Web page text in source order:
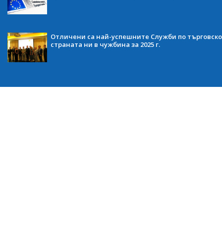
Отличени са най-успешните Служби по
страната ни в чужбина за 2025 г.